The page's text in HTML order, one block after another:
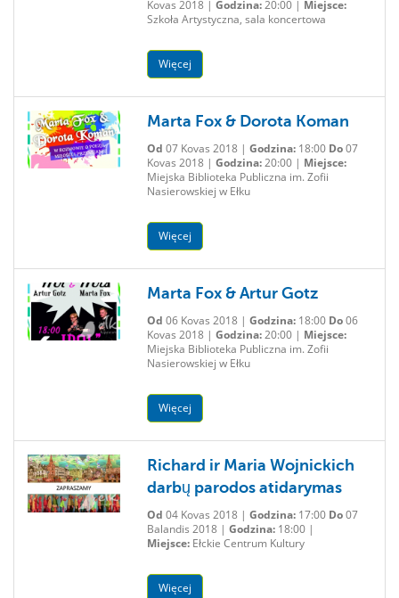
Kovas 2018 | Godzina:20:00 | Miejsce:
Szkoła Artystyczna, sala koncertowa
Więcej
Marta Fox & Dorota Koman
Od 07 Kovas 2018 | Godzina:18:00 Do07
Kovas 2018 | Godzina:20:00 | Miejsce:
Miejska Biblioteka Publiczna im. Zofii
Nasierowskiej w Ełku
Więcej
Marta Fox & Artur Gotz
Od 06 Kovas 2018 | Godzina:18:00 Do06
Kovas 2018 | Godzina:20:00 | Miejsce:
Miejska Biblioteka Publiczna im. Zofii
Nasierowskiej w Ełku
Więcej
Richard ir Maria Wojnickich
darbų parodos atidarymas
Od 04 Kovas 2018 | Godzina:17:00 Do07
Balandis 2018 | Godzina:18:00 |
Miejsce:Ełckie Centrum Kultury
Więcej